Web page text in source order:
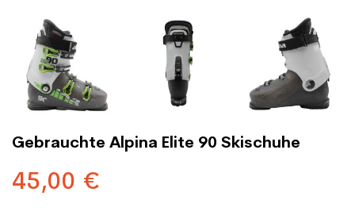
Gebrauchte Alpina Elite 90 Skischuhe
45,00 €